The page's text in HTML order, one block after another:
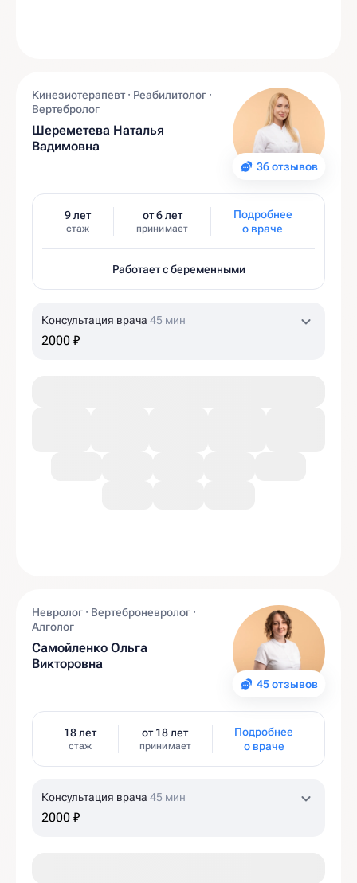
36 отзывов
Кинезиотерапевт · Реабилитолог ·
Вертебролог
Шереметева Наталья
Вадимовна
9 лет
стаж
от 6 лет
принимает
Подробнее
о враче
Работает с беременными
Консультация врача 45 мин
2000 ₽
45 отзывов
Невролог · Вертеброневролог ·
Алголог
Самойленко Ольга
Викторовна
18 лет
стаж
от 18 лет
принимает
Подробнее
о враче
Консультация врача 45 мин
2000 ₽